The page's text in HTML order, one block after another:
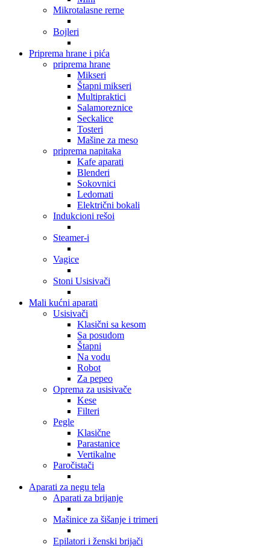
Mikrotalasne rerne
Bojleri
Priprema hrane i pića
priprema hrane
Mikseri
Štapni mikseri
Multipraktici
Salamoreznice
Seckalice
Tosteri
Mašine za meso
priprema napitaka
Kafe aparati
Blenderi
Sokovnici
Ledomati
Električni bokali
Indukcioni rešoi
Steamer-i
Vagice
Stoni Usisivači
Mali kućni aparati
Usisivači
Klasični sa kesom
Sa posudom
Štapni
Na vodu
Robot
Za pepeo
Oprema za usisivače
Kese
Filteri
Pegle
Klasične
Parastanice
Vertikalne
Paročistači
Aparati za negu tela
Aparati za brijanje
Mašinice za šišanje i trimeri
Epilatori i ženski brijači